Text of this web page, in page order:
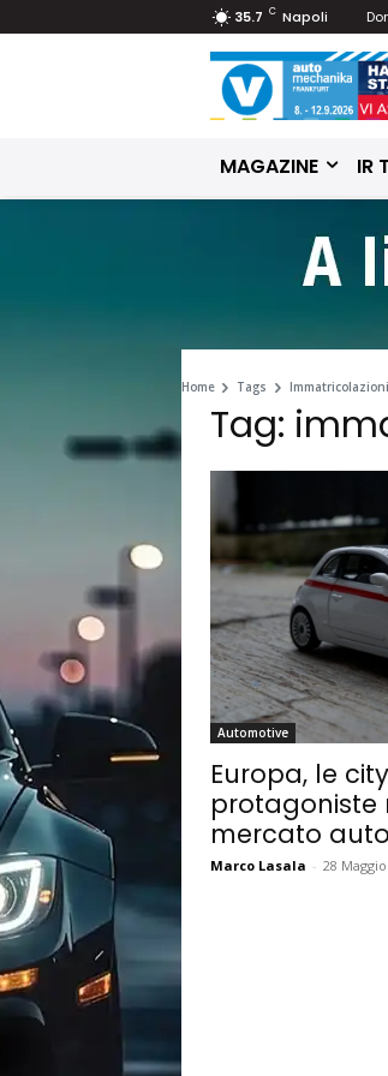
35.7 C Napoli
MAGAZINE IR
Home Tags
Tag:
Automotive
Europa, le
protagoniste
mercato auto
Marco Lasala - 28